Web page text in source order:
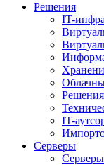
Решения
IT-
IT-
Серверы